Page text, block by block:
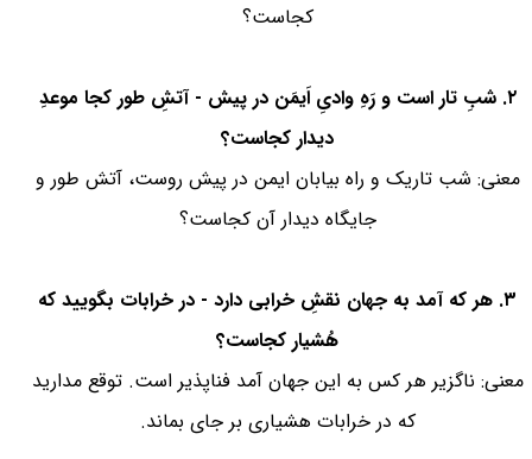
کجاست؟
۲. شبِ تار است و رَهِ وادیِ اَیمَن در پیش - آتشِ طور کجا موعدِ
دیدار کجاست؟
معنی: شب تاریک و راه بیابان ایمن در پیش روست، آتش طور و
جایگاه دیدار آن کجاست؟
۳. هر که آمد به جهان نقشِ خرابی دارد - در خرابات بگویید که
هُشیار کجاست؟
معنی: ناگزیر هر کس به این جهان آمد فناپذیر است. توقع مدارید
که در خرابات هشیاری بر جای بماند.